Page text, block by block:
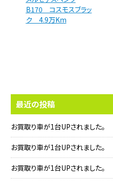
B170 コスモスブラッ
ク 4.9万Km
最近の投稿
お買取り車が1台UPされました。
お買取り車が1台UPされました。
お買取り車が1台UPされました。